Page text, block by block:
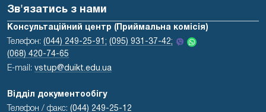
Зв'язатись з нами
Консультаційний центр (Приймальна комісія)
Телефон: (044) 249-25-91; (095) 931-37-42;
(068) 420-74-65
E-mail: vstup@duikt.edu.ua
Відділ документообігу
Телефон / факс: (044) 249-25-12